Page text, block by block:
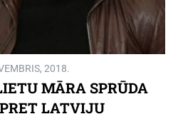
2018.
MĀRA SPRŪDA
LATVIJU